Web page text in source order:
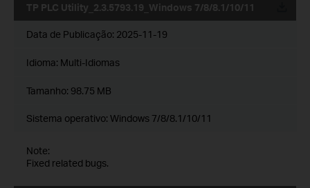
TP PLC Utility_2.3.5793.19_Windows 7/8/8.1/10/11
Data de Publicação: 2025-11-19
Idioma: Multi-Idiomas
Tamanho: 98.75 MB
Sistema operativo: Windows 7/8/8.1/10/11
Note:
Fixed related bugs.